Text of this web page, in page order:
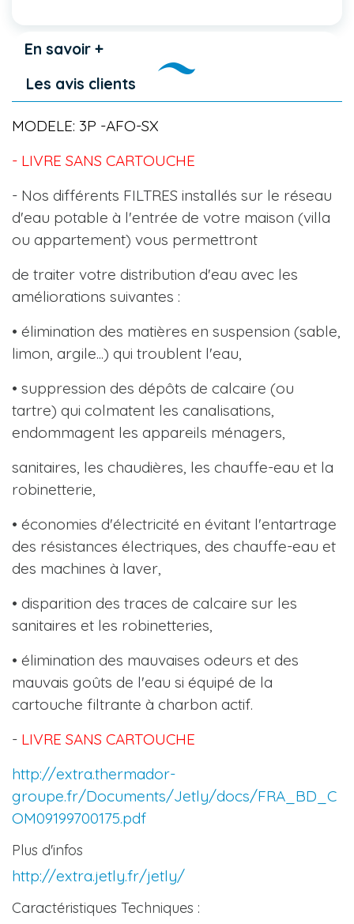
En savoir +
Les avis clients
MODELE: 3P -AFO-SX
- LIVRE SANS CARTOUCHE
- Nos différents FILTRES installés sur le réseau
d'eau potable à l'entrée de votre maison (villa
ou appartement) vous permettront
de traiter votre distribution d'eau avec les
améliorations suivantes :
• élimination des matières en suspension (sable,
limon, argile...) qui troublent l'eau,
• suppression des dépôts de calcaire (ou
tartre) qui colmatent les canalisations,
endommagent les appareils ménagers,
sanitaires, les chaudières, les chauffe-eau et la
robinetterie,
• économies d'électricité en évitant l'entartrage
des résistances électriques, des chauffe-eau et
des machines à laver,
• disparition des traces de calcaire sur les
sanitaires et les robinetteries,
• élimination des mauvaises odeurs et des
mauvais goûts de l'eau si équipé de la
cartouche filtrante à charbon actif.
- LIVRE SANS CARTOUCHE
http://extra.thermador-
groupe.fr/Documents/Jetly/docs/FRA_BD_C
OM09199700175.pdf
Plus d'infos
http://extra.jetly.fr/jetly/
Caractéristiques Techniques :